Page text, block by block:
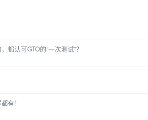
认可GTO的“一次测试”？
有！